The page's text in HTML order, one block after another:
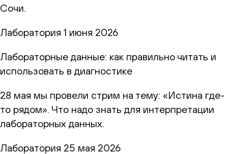
Сочи.
Лаборатория 1 июня 2026
Лабораторные данные: как правильно читать и
использовать в диагностике
28 мая мы провели стрим на тему: «Истина где-
то рядом». Что надо знать для интерпретации
лабораторных данных.
Лаборатория 25 мая 2026